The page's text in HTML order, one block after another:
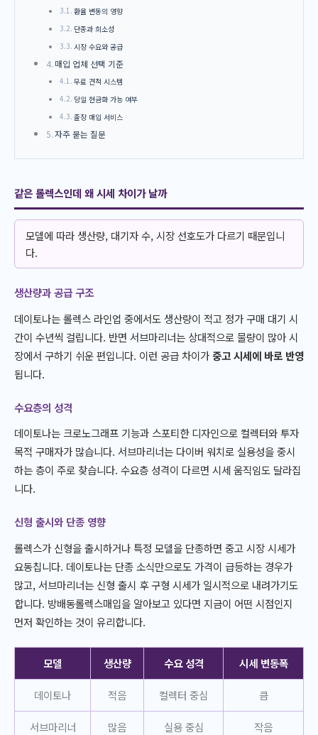
환율 변동의 영향
단종과 희소성
시장 수요와 공급
매입 업체 선택 기준
무료 견적 시스템
당일 현금화 가능 여부
출장 매입 서비스
자주 묻는 질문
같은 롤렉스인데 왜 시세 차이가 날까
모델에 따라 생산량, 대기자 수, 시장 선호도가 다르기 때문입니
다.
생산량과 공급 구조
데이토나는 롤렉스 라인업 중에서도 생산량이 적고 정가 구매 대기 시
간이 수년씩 걸립니다. 반면 서브마리너는 상대적으로 물량이 많아 시
장에서 구하기 쉬운 편입니다. 이런 공급 차이가중고 시세에 바로 반영
됩니다.
수요층의 성격
데이토나는 크로노그래프 기능과 스포티한 디자인으로 컬렉터와 투자
목적 구매자가 많습니다. 서브마리너는 다이버 워치로 실용성을 중시
하는 층이 주로 찾습니다. 수요층 성격이 다르면 시세 움직임도 달라집
니다.
신형 출시와 단종 영향
롤렉스가 신형을 출시하거나 특정 모델을 단종하면 중고 시장 시세가
요동칩니다. 데이토나는 단종 소식만으로도 가격이 급등하는 경우가
많고, 서브마리너는 신형 출시 후 구형 시세가 일시적으로 내려가기도
합니다. 방배동롤렉스매입을 알아보고 있다면 지금이 어떤 시점인지
먼저 확인하는 것이 유리합니다.
모델 생산량 수요 성격 시세 변동폭
데이토나 적음 컬렉터 중심 큼
서브마리너 많음 실용 중심 작음